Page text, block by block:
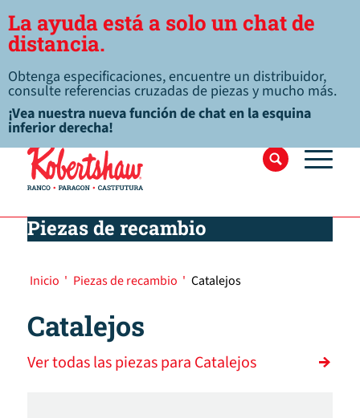
La ayuda está a solo un chat de
distancia.
Obtenga especificaciones, encuentre un distribuidor,
consulte referencias cruzadas de piezas y mucho más.
¡Vea nuestra nueva función de chat en la esquina
inferior derecha!
Piezas de recambio
Inicio ' Piezas de recambio ' Catalejos
Catalejos
Ver todas las piezas para Catalejos